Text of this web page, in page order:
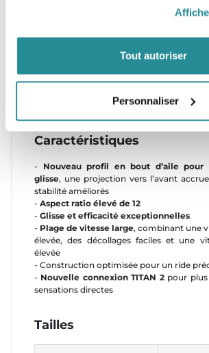
Tout autoriser
Personnaliser
précision et une réactivité améliorées,
Les riders bénéficient ainsi d'une
plus haut sur le mât, ce qui contribue à
Caractéristiques
- Nouveau profil en bout d’aile
glisse, une projection vers l’avant
stabilité améliorés
- Aspect ratio élevé de 12
- Glisse et efficacité exceptionnelles
- Plage de vitesse large, combinant une
élevée, des décollages faciles et une
élevée
- Construction optimisée pour un ride
- Nouvelle connexion TITAN 2pour plus
sensations directes
Tailles